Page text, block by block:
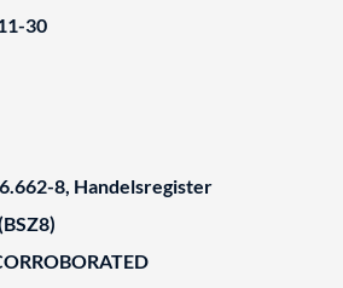
30
8, Handelsregister